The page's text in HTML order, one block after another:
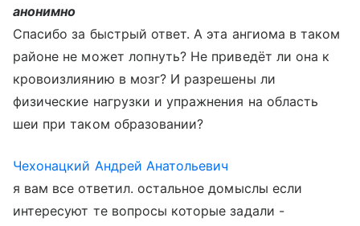
анонимно
Спасибо за быстрый ответ. А эта ангиома в таком
районе не может лопнуть? Не приведёт ли она к
кровоизлиянию в мозг? И разрешены ли
физические нагрузки и упражнения на область
шеи при таком образовании?
Чехонацкий Андрей Анатольевич
я вам все ответил. остальное домыслы если
интересуют те вопросы которые задали -